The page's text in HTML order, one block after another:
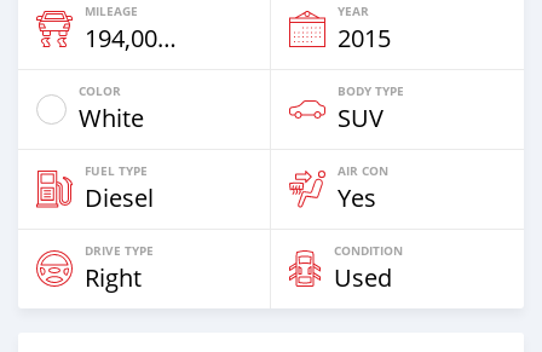
MILEAGE
194,000 Km
YEAR
2015
COLOR
White
BODY TYPE
SUV
FUEL TYPE
Diesel
AIR CON
Yes
DRIVE TYPE
Right
CONDITION
Used